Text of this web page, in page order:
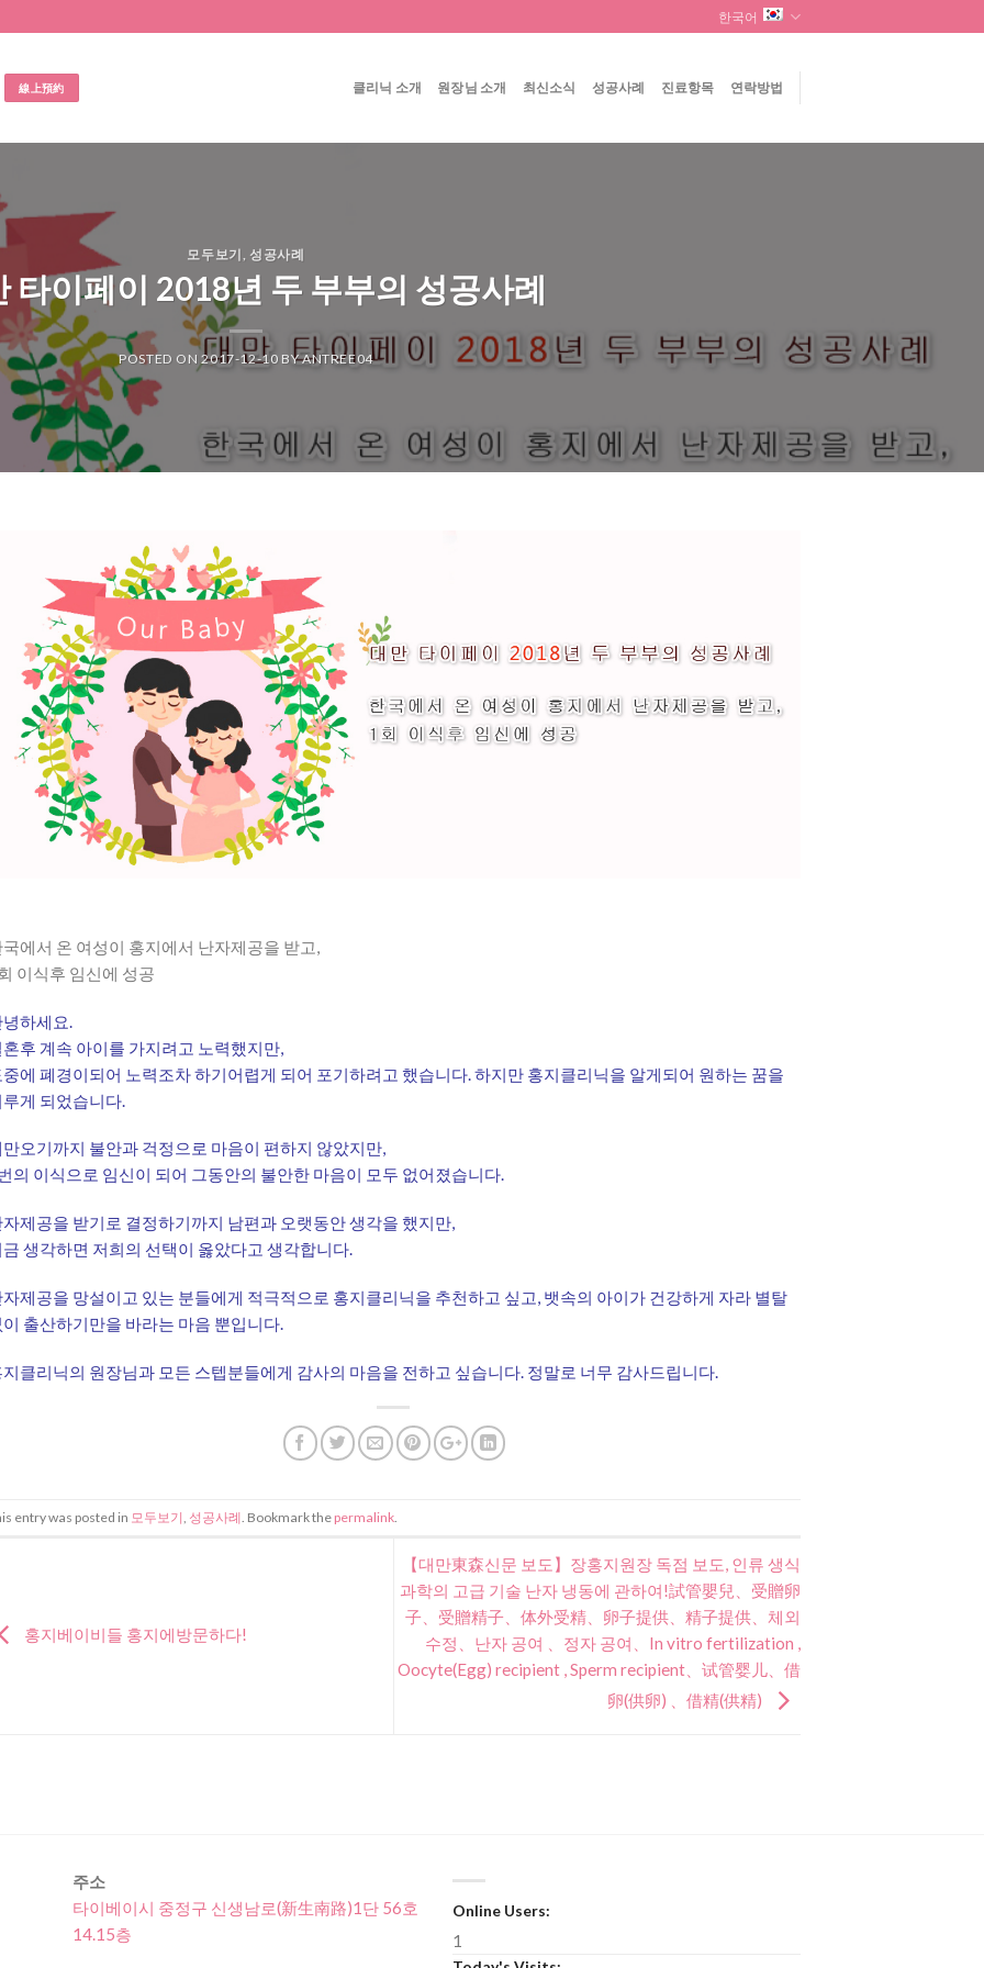
한국어
線上預約 클리닉 소개 원장님 소개 최신소식 성공사례 진료항목 연락방법
모두보기 성공사례
타이페이 2018년 두 부부의 성공사례
POSTED ON2017-12-10 BYANTREE04
에서 온 여성이 홍지에서 난자제공을 받고,
이식후 임신에 성공
하세요.
후 계속 아이를 가지려고 노력했지만,
에 폐경이되어 노력조차 하기어렵게 되어 포기하려고 했습니다. 하지만 홍지클리닉을 알게되어 원하는 꿈을
게 되었습니다.
오기까지 불안과 걱정으로 마음이 편하지 않았지만,
의 이식으로 임신이 되어 그동안의 불안한 마음이 모두 없어졌습니다.
제공을 받기로 결정하기까지 남편과 오랫동안 생각을 했지만,
생각하면 저희의 선택이 옳았다고 생각합니다.
제공을 망설이고 있는 분들에게 적극적으로 홍지클리닉을 추천하고 싶고, 뱃속의 아이가 건강하게 자라 별탈
출산하기만을 바라는 마음 뿐입니다.
클리닉의 원장님과 모든 스텝분들에게 감사의 마음을 전하고 싶습니다. 정말로 너무 감사드립니다.
entry was posted in 모두보기, 성공사례. Bookmark the permalink.
홍지베이비들 홍지에방문하다!
【대만東森신문 보도】장홍지원장 독점 보도, 인류 생식
과학의 고급 기술 난자 냉동에 관하여!試管嬰兒、受贈卵
子、受贈精子、体外受精、卵子提供、精子提供、체외
수정、난자 공여 、정자 공여、In vitro fertilization ,
Oocyte(Egg) recipient , Sperm recipient、试管婴儿、借
卵(供卵) 、借精(供精)
주소
타이베이시 중정구 신생남로(新生南路)1단 56호
14.15층
Online Users:
1